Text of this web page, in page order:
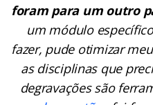
foram para um outro
um módulo
fazer, pude otimizar
as disciplinas que
degravações são